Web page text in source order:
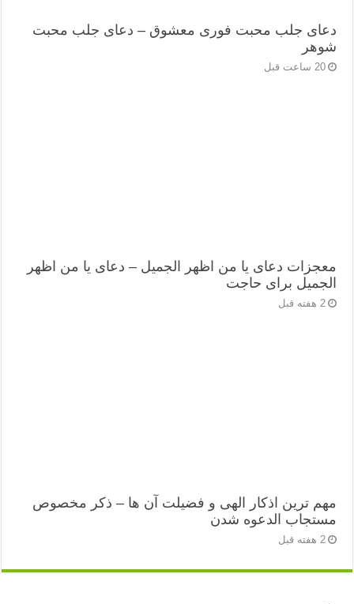
دعای جلب محبت فوری معشوق – دعای جلب محبت
شوهر
20 ساعت قبل
معجزات دعای یا من اظهر الجمیل – دعای یا من اظهر
الجمیل برای حاجت
2 هفته قبل
مهم ترین اذکار الهی و فضیلت آن ها – ذکر مخصوص
مستجاب الدعوه شدن
2 هفته قبل